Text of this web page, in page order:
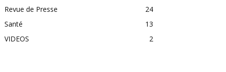
Revue de Presse
24
Santé
13
VIDEOS
2